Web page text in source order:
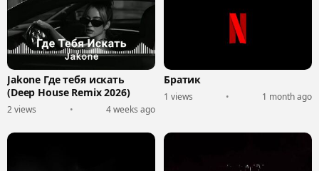
Jakone Где тебя искать
(Deep House Remix 2026)
2 views • 4 weeks ago
Братик
1 views • 1 month ago